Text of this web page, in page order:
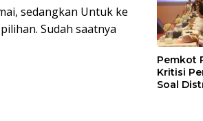
sedangkan Untuk ke
Sudah saatnya
Pemkot
Kritisi
Soal